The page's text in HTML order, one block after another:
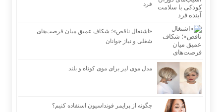
فرد
«اشتغال ناقص»؛ شکاف عمیق میان فرصت‌های
شغلی و نیاز جوانان
مدل موی لیر برای موی کوتاه و بلند
چگونه از پرایمر فونداسیون استفاده کنیم؟